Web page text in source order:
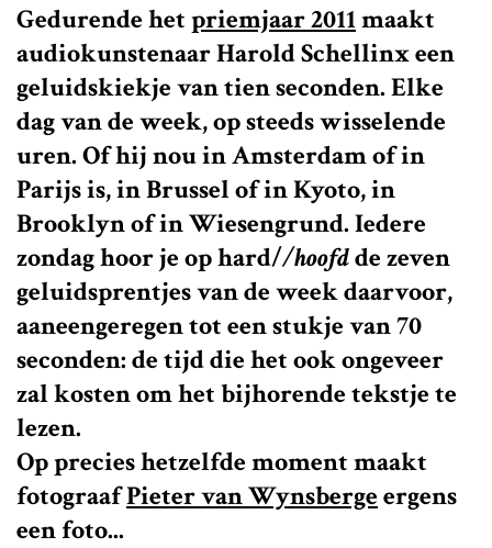
Gedurende hetpriemjaar 2011maakt
audiokunstenaar Harold Schellinx een
geluidskiekje van tien seconden. Elke
dag van de week, op steeds wisselende
uren. Of hij nou in Amsterdam of in
Parijs is, in Brussel of in Kyoto, in
Brooklyn of in Wiesengrund. Iedere
zondag hoor je ophard//hoofdde zeven
geluidsprentjes van de week daarvoor,
aaneengeregen tot een stukje van 70
seconden: de tijd die het ook ongeveer
zal kosten om het bijhorende tekstje te
lezen.
Op precies hetzelfde moment maakt
fotograafPieter van Wynsbergeergens
een foto...